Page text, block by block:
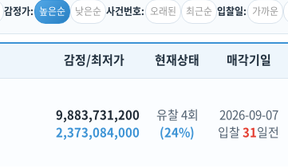
감정가: 높은순 낮은순 사건번호: 오래된 최근순 입찰일: 가까운
감정/최저가 현재상태 매각기일
9,883,731,200
2,373,084,000
유찰 4회
(24%)
2026-09-07
입찰31일전